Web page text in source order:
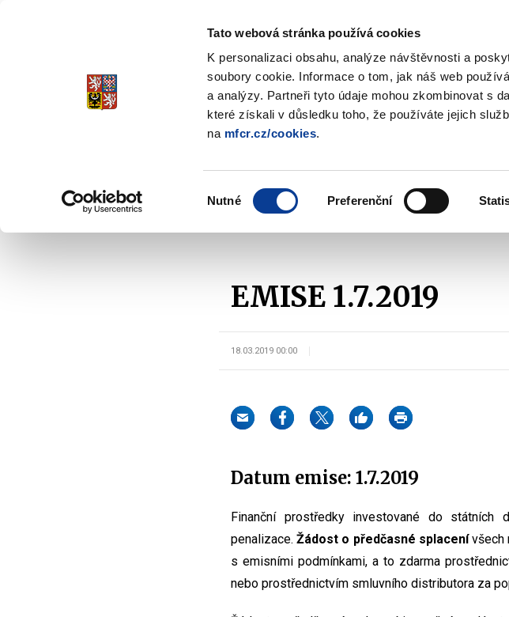
Tato webová stránka používá cookies
K personalizaci obsahu, analýze návštěvnosti a
soubory cookie. Informace o tom, jak náš web
a analýzy. Partneři tyto údaje mohou zkombinovat s
které získali v důsledku toho, že používáte jejich
na mfcr.cz/cookies.
Nutné Preferenční
Spořicí státní dluhopisy
Stabilita, Spolehlivost, Důvěryhodnost
submenu
dluhopisech
submenu
investovat
EMISE 1.7.2019
18.03.2019 00:00
Datum emise: 1.7.2019
Finanční prostředky investované do
penalizace.Žádost o předčasné splacenívšech
s emisními podmínkami, a to zdarma
nebo prostřednictvím smluvního distributora za